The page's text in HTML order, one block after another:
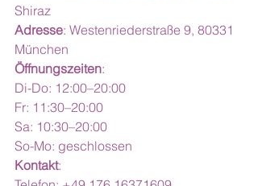
Shiraz
Adresse: Westenriederstraße 9, 80331
München
Öffnungszeiten:
Di-Do: 12:00–20:00
Fr: 11:30–20:00
Sa: 10:30–20:00
So-Mo: geschlossen
Kontakt: